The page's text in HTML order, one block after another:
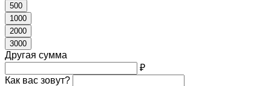
500
1000
2000
3000
Другая сумма
₽
Как вас зовут?